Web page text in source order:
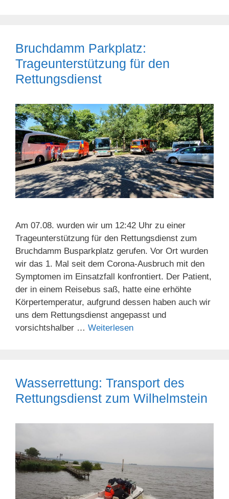
Bruchdamm Parkplatz:
Trageunterstützung für den
Rettungsdienst
Am 07.08. wurden wir um 12:42 Uhr zu einer
Trageunterstützung für den Rettungsdienst zum
Bruchdamm Busparkplatz gerufen. Vor Ort wurden
wir das 1. Mal seit dem Corona-Ausbruch mit den
Symptomen im Einsatzfall konfrontiert. Der Patient,
der in einem Reisebus saß, hatte eine erhöhte
Körpertemperatur, aufgrund dessen haben auch wir
uns dem Rettungsdienst angepasst und
vorsichtshalber … Weiterlesen
Wasserrettung: Transport des
Rettungsdienst zum Wilhelmstein